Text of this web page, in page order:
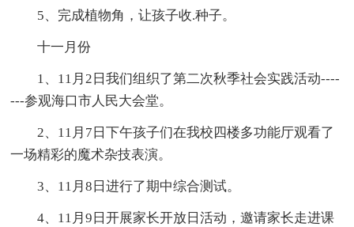
5、完成植物角，让孩子收.种子。
十一月份
1、11月2日我们组织了第二次秋季社会实践活动----
---参观海口市人民大会堂。
2、11月7日下午孩子们在我校四楼多功能厅观看了
一场精彩的魔术杂技表演。
3、11月8日进行了期中综合测试。
4、11月9日开展家长开放日活动，邀请家长走进课